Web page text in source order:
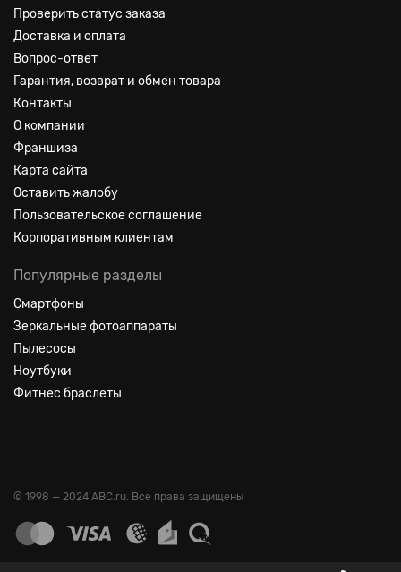
Проверить статус заказа
Доставка и оплата
Вопрос-ответ
Гарантия, возврат и обмен товара
Контакты
О компании
Франшиза
Карта сайта
Оставить жалобу
Пользовательское соглашение
Корпоративным клиентам
Популярные разделы
Смартфоны
Зеркальные фотоаппараты
Пылесосы
Ноутбуки
Фитнес браслеты
© 1998 — 2024 ABC.ru. Все права защищены